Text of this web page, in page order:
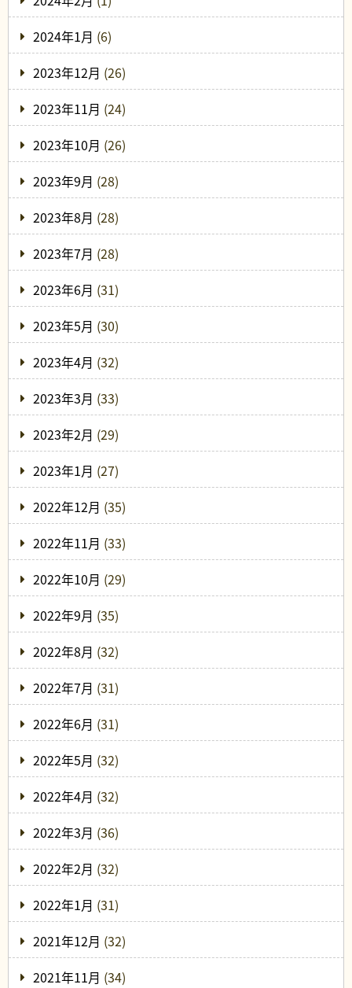
2024年1月 (6)
2023年12月 (26)
2023年11月 (24)
2023年10月 (26)
2023年9月 (28)
2023年8月 (28)
2023年7月 (28)
2023年6月 (31)
2023年5月 (30)
2023年4月 (32)
2023年3月 (33)
2023年2月 (29)
2023年1月 (27)
2022年12月 (35)
2022年11月 (33)
2022年10月 (29)
2022年9月 (35)
2022年8月 (32)
2022年7月 (31)
2022年6月 (31)
2022年5月 (32)
2022年4月 (32)
2022年3月 (36)
2022年2月 (32)
2022年1月 (31)
2021年12月 (32)
2021年11月 (34)